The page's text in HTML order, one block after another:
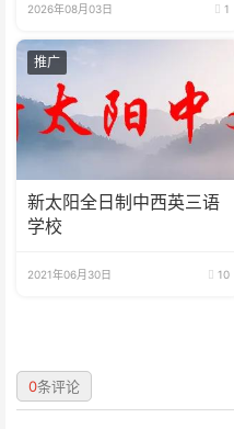
2026年08月03日 1
推广
新太阳全日制中西英三语
学校
2021年06月30日 10
0条评论